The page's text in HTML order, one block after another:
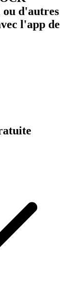
d'autres
l'app de